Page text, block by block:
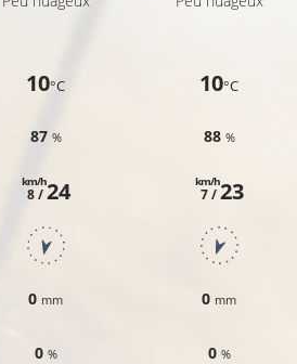
10°C
87 %
8 /
km/h24
0 mm
0 %
10°C
88 %
7 /
km/h23
0 mm
0 %